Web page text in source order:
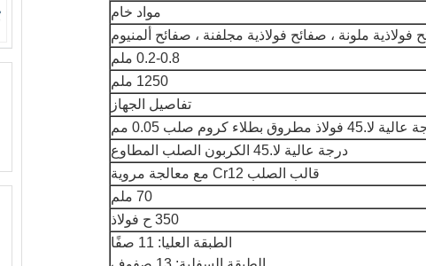
مواد خام
فولاذية ملونة ، صفائح فولاذية مجلفنة ، صفائح ألمنيوم
0.2-0.8 ملم
1250 ملم
تفاصيل الجهاز
فولاذ مطروق بطلاء كروم صلب 0.05 مم
درجة عالية لا.45 الكربون الصلب المطاوع
قالب الصلب Cr12 مع معالجة مروية
70 ملم
350 ح فولاذ
الطبقة العليا: 11 صفًا